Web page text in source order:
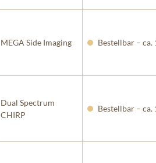
MEGA Side Imaging Bestellbar – ca.
Dual Spectrum
CHIRP
Bestellbar – ca.